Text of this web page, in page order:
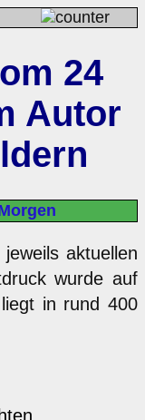
24
Autor
aktuellen
wurde auf
in rund 400